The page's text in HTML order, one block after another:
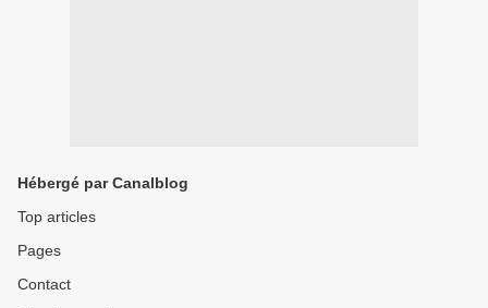
Hébergé par Canalblog
Top articles
Pages
Contact